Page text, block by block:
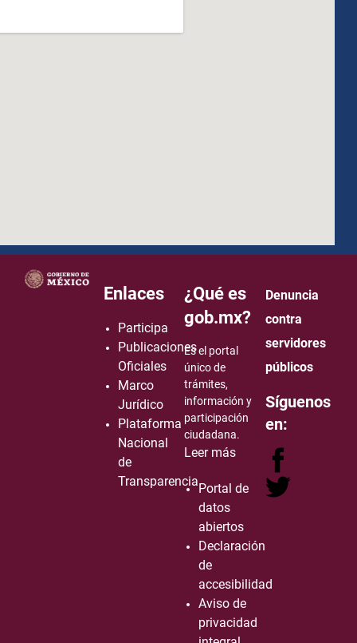
how to embed google map in website
Enlaces
Participa
Publicaciones
Oficiales
Marco
Jurídico
Plataforma
Nacional
de
Transparencia
¿Qué es
gob.mx?
Es el portal
único de
trámites,
información y
participación
ciudadana.
Leer más
Portal de
datos
abiertos
Declaración
de
accesibilidad
Aviso de
privacidad
Denuncia
contra
servidores
públicos
Síguenos
en: